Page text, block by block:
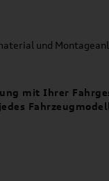
und
mit Ihrer